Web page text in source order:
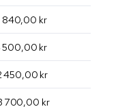
840,00 kr
500,00 kr
450,00 kr
700,00 kr